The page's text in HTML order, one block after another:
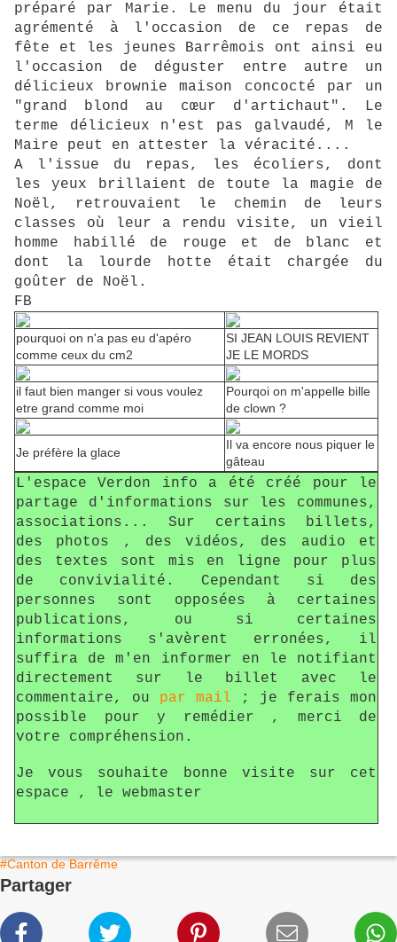
préparé par Marie. Le menu du jour était
agrémenté à l'occasion de ce repas de
fête et les jeunes Barrêmois ont ainsi eu
l'occasion de déguster entre autre un
délicieux brownie maison concocté par un
"grand blond au cœur d'artichaut". Le
terme délicieux n'est pas galvaudé, M le
Maire peut en attester la véracité....
A l'issue du repas, les écoliers, dont
les yeux brillaient de toute la magie de
Noël, retrouvaient le chemin de leurs
classes où leur a rendu visite, un vieil
homme habillé de rouge et de blanc et
dont la lourde hotte était chargée du
goûter de Noël.
FB
pourquoi on n'a pas eu d'apéro
comme ceux du cm2
SI JEAN LOUIS REVIENT
JE LE MORDS
il faut bien manger si vous voulez
etre grand comme moi
Pourqoi on m'appelle bille
de clown ?
Je préfère la glace
Il va encore nous piquer le
gâteau
L'espace Verdon info a été créé pour le
partage d'informations sur les communes,
associations... Sur certains billets,
des photos , des vidéos, des audio et
des textes sont mis en ligne pour plus
de convivialité. Cependant si des
personnes sont opposées à certaines
publications, ou si certaines
informations s'avèrent erronées, il
suffira de m'en informer en le notifiant
directement sur le billet avec le
commentaire, ou par mail ; je ferais mon
possible pour y remédier , merci de
votre compréhension.
Je vous souhaite bonne visite sur cet
espace , le webmaster
#Canton de Barrême
Partager